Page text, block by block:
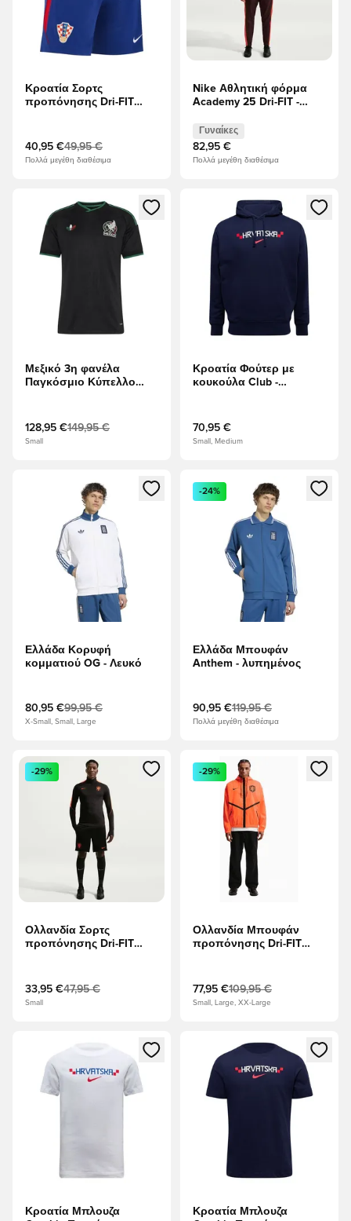
Κροατία Σορτς
προπόνησης Dri-FIT
40,95 €49,95 €
Πολλά μεγέθη διαθέσιμα
Nike Αθλητική φόρμα
Academy 25 Dri-FIT -
Γυναίκες
Γυναίκες
82,95 €
Πολλά μεγέθη διαθέσιμα
Ανοίγει ένα Modal για να συνδεθείτε ή να εγγραφείτε ως
Μεξικό 3η φανέλα
Παγκόσμιο Κύπελλο
128,95 €149,95 €
Small
Ανοίγει ένα Modal για να
Κροατία Φούτερ με
κουκούλα Club -
70,95 €
Small, Medium
Ανοίγει ένα Modal για να συνδεθείτε ή να εγγραφείτε ως
Ελλάδα Κορυφή
κομματιού OG - Λευκό
80,95 €99,95 €
X-Small, Small, Large
Ανοίγει ένα Modal για να
-24%
Ελλάδα Μπουφάν
Anthem - λυπημένος
90,95 €119,95 €
Πολλά μεγέθη διαθέσιμα
Ανοίγει ένα Modal για να συνδεθείτε ή να εγγραφείτε ως
-29%
Ολλανδία Σορτς
προπόνησης Dri-FIT
Υπερπορφυρός
33,95 €47,95 €
Small
Ανοίγει ένα Modal για να
-29%
Ολλανδία Μπουφάν
προπόνησης Dri-FIT
Υπερπορφυρός/μαύρο
77,95 €109,95 €
Small, Large, XX-Large
Ανοίγει ένα Modal για να συνδεθείτε ή να εγγραφείτε ως
Κροατία Μπλουζα
Ανοίγει ένα Modal για να
Κροατία Μπλουζα